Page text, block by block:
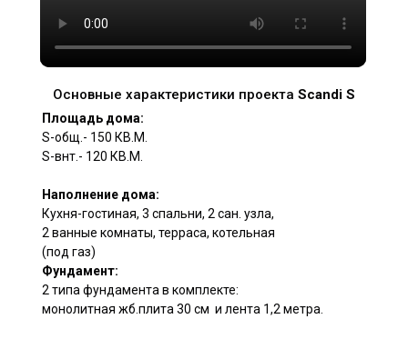
Площадь дома:
S-oбщ.- 150 КВ.М.
S-внт.- 120 КВ.М.
Наполнение дома:
Кухня-гостиная, 3 спальни, 2 сан. узла,
2 ванные комнаты, терраса, котельная
(под газ)
Фундамент:
2 типа фундамента в комплекте:
монолитная жб.плита 30 см и лента 1,2 метра.
Основные характеристики проекта Scandi S